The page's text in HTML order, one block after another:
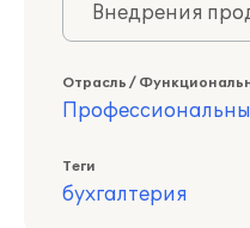
Внедрения
Отрасль /
Теги
бухгалтерия